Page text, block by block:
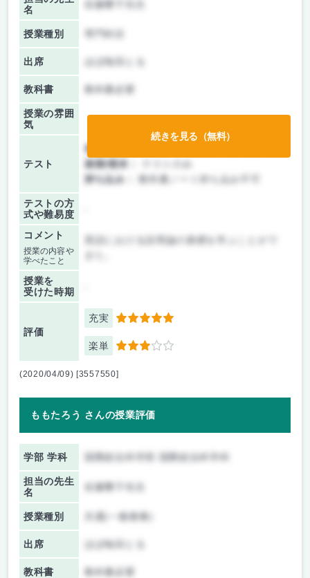
名
佐藤響子先生
授業種別
出席 ほぼ毎回とる
教科書 教科書必要
授業の雰囲
気
テスト
前期/中間：
後期/期末：
持ち込み：
教科書ノート持ち込み不可
テストの方
式や難易度
コメント
授業の内容や
学べたこと
英語における語用論の基礎を学ぶことがで
授業を
受けた時期
評価
充実 5
楽単 3
続きを見る（無料）
(2020/04/09) [3557550]
ももたろう さんの授業評価
学部 学科 国際総合科学部 国際総合科学科
担当の先生
名
佐藤響子先生
授業種別 共通(一般教養)
出席 ほぼ毎回とる
教科書 教科書必要